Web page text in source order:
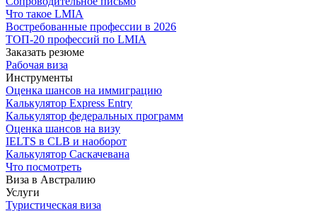
Что такое LMIA
Востребованные профессии в 2026
ТОП-20 профессий по LMIA
Заказать резюме
Рабочая виза
Инструменты
Оценка шансов на иммиграцию
Калькулятор Express Entry
Калькулятор федеральных программ
Оценка шансов на визу
IELTS в CLB и наоборот
Калькулятор Саскачевана
Что посмотреть
Виза в Австралию
Услуги
Туристическая виза